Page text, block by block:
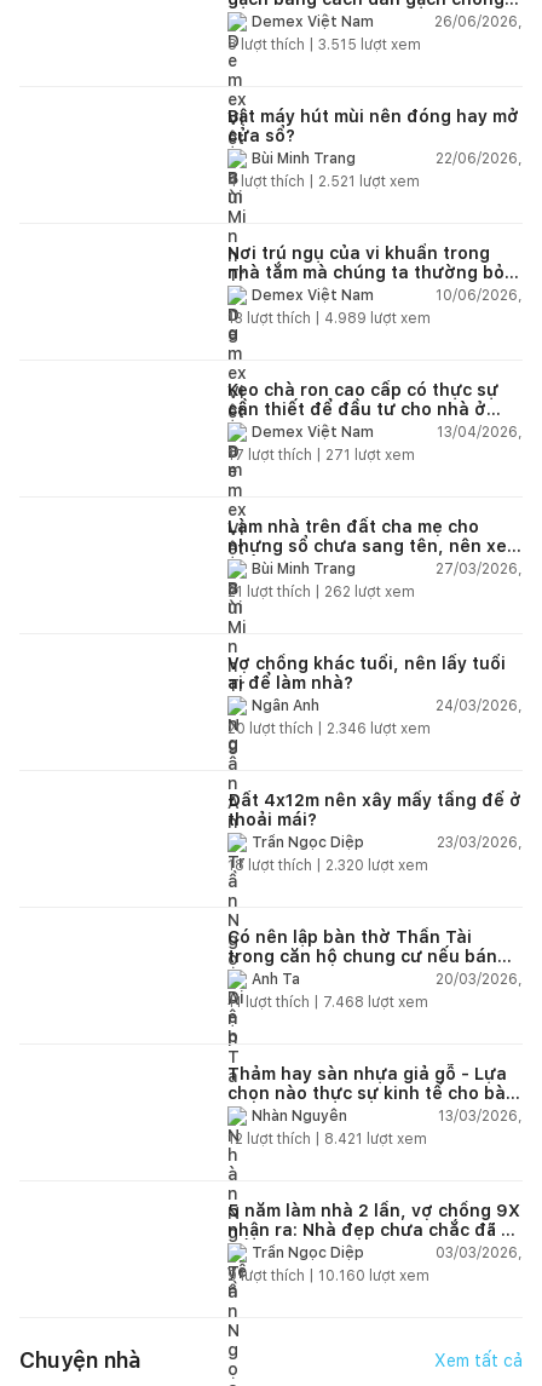
gạch có được không?
Demex Việt Nam
26/06/2026,
8lượt thích | 3.515 lượt xem
Bật máy hút mùi nên đóng hay mở
cửa sổ?
Bùi Minh Trang
22/06/2026,
4lượt thích | 2.521 lượt xem
Nơi trú ngụ của vi khuẩn trong
nhà tắm mà chúng ta thường bỏ
quaDemex Việt Nam
10/06/2026,
13 lượt thích | 4.989 lượt xem
Keo chà ron cao cấp có thực sự
cần thiết để đầu tư cho nhà ở
dân dụng?
Demex Việt Nam
13/04/2026,
17 lượt thích | 271 lượt xem
Làm nhà trên đất cha mẹ cho
nhưng sổ chưa sang tên, nên xem
tuổi ai?
Bùi Minh Trang
27/03/2026,
21
lượt thích | 262 lượt xem
Vợ chồng khác tuổi, nên lấy tuổi
ai để làm nhà?
Ngân Anh
24/03/2026,
20 lượt thích | 2.346 lượt xem
Đất 4x12m nên xây mấy tầng để ở
thoải mái?
Trần Ngọc Diệp
23/03/2026,
18 lượt thích | 2.320 lượt xem
Có nên lập bàn thờ Thần Tài
trong căn hộ chung cư nếu bán
hàng online?
Anh Ta
20/03/2026,
11lượt thích | 7.468 lượt xem
Thảm hay sàn nhựa giả gỗ - Lựa
chọn nào thực sự kinh tế cho bài
toán lâu dài?
Nhàn Nguyễn
13/03/2026,
12 lượt thích | 8.421 lượt xem
5 năm làm nhà 2 lần, vợ chồng 9X
nhận ra: Nhà đẹp chưa chắc đã dễ
sống!Trần Ngọc Diệp
03/03/2026,
9lượt thích | 10.160 lượt xem
Chuyện nhà Xem tất cả